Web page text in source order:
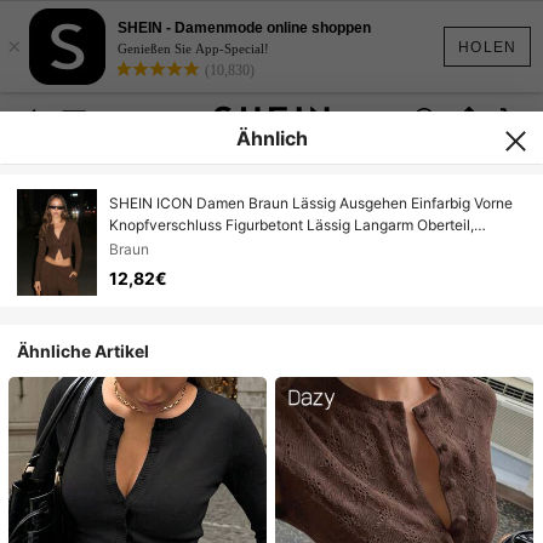
HOLEN
×
SHEIN - Damenmode online shoppen
Genießen Sie App-Special!
(10,830)
Ähnlich
SHEIN ICON Damen Braun Lässig Ausgehen Einfarbig Vorne
Knopfverschluss Figurbetont Lässig Langarm Oberteil,
Frühling bis Sommer
Braun
12,82€
Ähnliche Artikel